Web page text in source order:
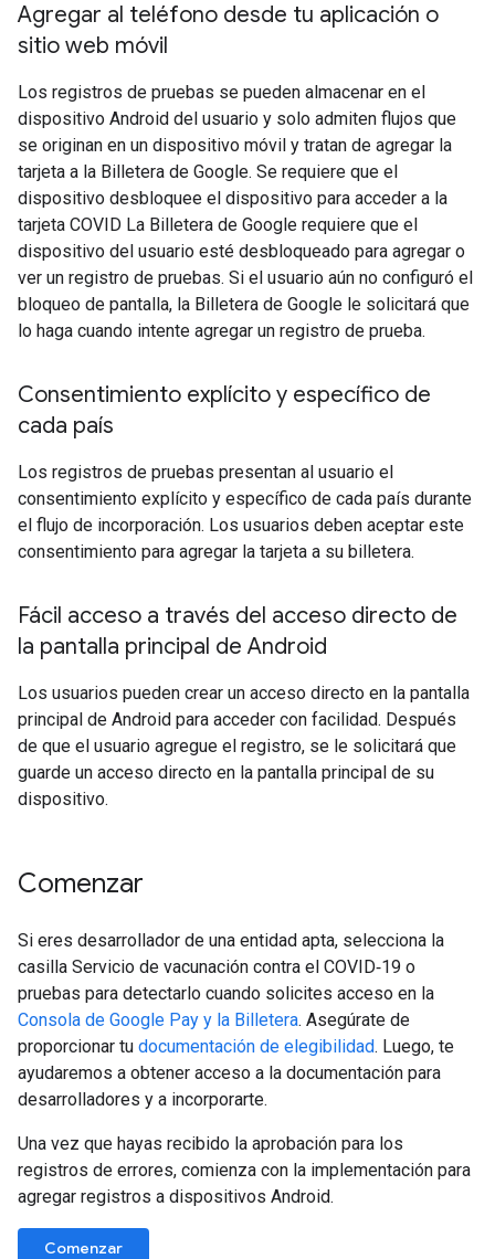
Agregar al teléfono desde tu aplicación o
sitio web móvil
Los registros de pruebas se pueden almacenar en el
dispositivo Android del usuario y solo admiten flujos que
se originan en un dispositivo móvil y tratan de agregar la
tarjeta a la Billetera de Google. Se requiere que el
dispositivo desbloquee el dispositivo para acceder a la
tarjeta COVID La Billetera de Google requiere que el
dispositivo del usuario esté desbloqueado para agregar o
ver un registro de pruebas. Si el usuario aún no configuró el
bloqueo de pantalla, la Billetera de Google le solicitará que
lo haga cuando intente agregar un registro de prueba.
Consentimiento explícito y específico de
cada país
Los registros de pruebas presentan al usuario el
consentimiento explícito y específico de cada país durante
el flujo de incorporación. Los usuarios deben aceptar este
consentimiento para agregar la tarjeta a su billetera.
Fácil acceso a través del acceso directo de
la pantalla principal de Android
Los usuarios pueden crear un acceso directo en la pantalla
principal de Android para acceder con facilidad. Después
de que el usuario agregue el registro, se le solicitará que
guarde un acceso directo en la pantalla principal de su
dispositivo.
Comenzar
Si eres desarrollador de una entidad apta, selecciona la
casilla Servicio de vacunación contra el COVID‐19 o
pruebas para detectarlo cuando solicites acceso en la
Consola de Google Pay y la Billetera. Asegúrate de
proporcionar tu documentación de elegibilidad. Luego, te
ayudaremos a obtener acceso a la documentación para
desarrolladores y a incorporarte.
Una vez que hayas recibido la aprobación para los
registros de errores, comienza con la implementación para
agregar registros a dispositivos Android.
Comenzar